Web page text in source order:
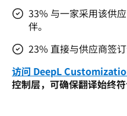
33% 与一家采用该供
伴。
23% 直接与供应商签订
访问 DeepL
控制层，可确保翻译始终符